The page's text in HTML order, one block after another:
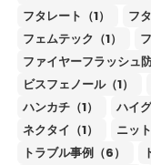
フタレート（1）
フ
フェムテック（1）
ファイヤーフラッシュ防
ビスフェノール（1）
ハンカチ（1）
ハイ
ネクタイ（1）
ニッ
トラブル事例（6）